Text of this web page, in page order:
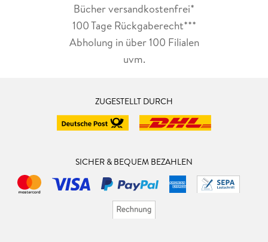
Bücher versandkostenfrei*
100 Tage Rückgaberecht***
Abholung in über 100 Filialen
uvm.
ZUGESTELLT DURCH
SICHER & BEQUEM BEZAHLEN